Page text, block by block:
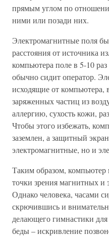
прямым углом по
ними или позади них.
Электромагнитные поля
расстояния от источника
компьютера поле в 5-10
обычно сидит оператор.
исходящие от
заряженных частиц из
аллергию, сухость кожи,
Чтобы этого избежать,
заземлен, а защитный
электромагнитные, но и
Таким образом, компьютер
точки зрения магнитных и
Однако человека, часами
скрючившись и
делающего гимнастики
беды – искривление